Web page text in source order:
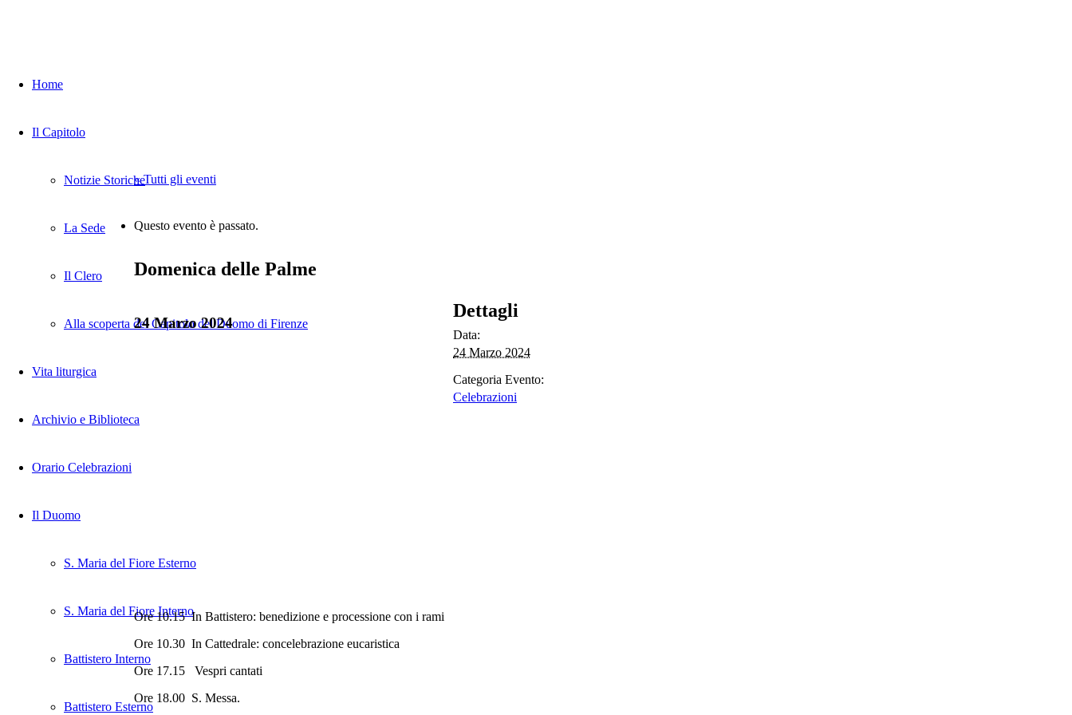
Home
Il Capitolo
Notizie Storiche
La Sede
Il Clero
Alla scoperta del Capitolo del Duomo di Firenze
Vita liturgica
Archivio e Biblioteca
Orario Celebrazioni
Il Duomo
S. Maria del Fiore Esterno
S. Maria del Fiore Interno
Battistero Interno
Battistero Esterno
« Tutti gli eventi
Questo evento è passato.
Domenica delle Palme
24 Marzo 2024
Ore 10.15 In Battistero: benedizione e processione con i rami
Ore 10.30 In Cattedrale: concelebrazione eucaristica
Ore 17.15 Vespri cantati
Ore 18.00 S. Messa.
Dettagli
Data:
24 Marzo 2024
Categoria Evento:
Celebrazioni